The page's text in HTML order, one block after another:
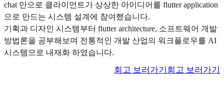
chat 만으로 클라이언트가 상상한 아이디어를 flutter application
으로 만드는 시스템 설계에 참여했습니다.
기획과 디자인 시스템부터 flutter architecture, 소프트웨어 개발
방법론을 공부해보며 전통적인 개발 산업의 워크플로우를 AI
시스템으로 내재화 하였습니다.
회고 보러가기 회고 보러가기